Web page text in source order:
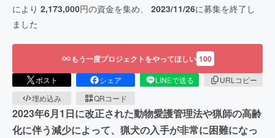
により 2,173,000円の資金を集め、 2023/11/26に募集を終了し
ました
もう一度プロジェクトをやってほしい 100
ポスト シェア LINEで送る
URLコピー
埋め込み
QRコード
2023年6月1日に改正された動物愛護管理法や猟師の高齢
化に伴う減少によって、猟犬の入手が非常に困難になっ